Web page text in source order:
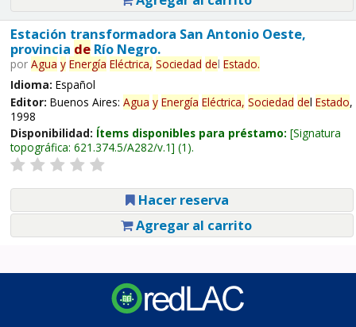
Estación transformadora San Antonio Oeste,
provincia deRío Negro.
por Agua y Energía Eléctrica, Sociedad del Estado.
Idioma: Español
Editor: Buenos Aires: Agua y Energía Eléctrica, Sociedad del Estado,
1998
Disponibilidad: Ítems disponibles para préstamo: Signatura
topográfica: 621.374.5/A282/v.1 (1).
Hacer reserva
Agregar al carrito